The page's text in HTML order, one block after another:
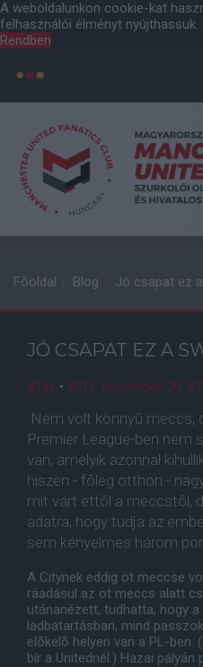
A weboldalunkon cookie-kat
felhasználói élményt nyújthassuk.
Rendben
Főoldal Blog Jó csapat ez
JÓ CSAPAT EZ A
ATijs • 2011. november. 20.
Nem volt könnyû meccs,
Premier League-ben nem
van, amelyik azonnal
hiszen - fõleg otthon -
mit várt ettõl a meccstõl,
adatra, hogy tudja az
sem kényelmes három
A Citynek eddig öt meccse
ráadásul az öt meccs alatt
utánanézett, tudhatta, hogy
ladbatartásban, mind
elõkelõ helyen van a PL-ben.
bír a Unitednél.) Hazai pályán